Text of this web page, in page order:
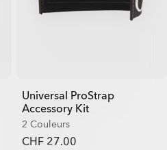
Universal ProStrap
Accessory Kit
2 Couleurs
CHF 27.00